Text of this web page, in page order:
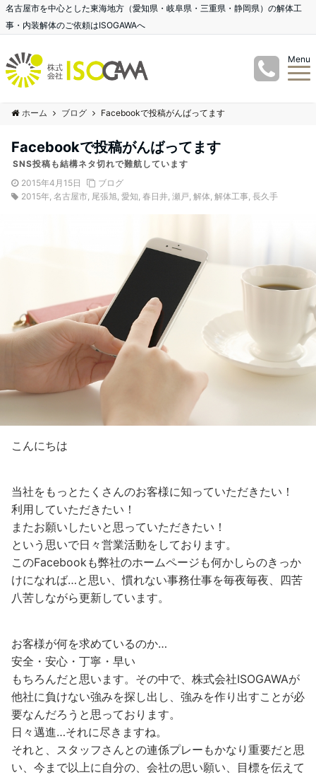
名古屋市を中心とした東海地方（愛知県・岐阜県・三重県・静岡県）の解体工
事・内装解体のご依頼はISOGAWAへ
Menu
ホーム ブログ Facebookで投稿がんばってます
Facebookで投稿がんばってます
SNS投稿も結構ネタ切れで難航しています
2015年4月15日
ブログ
2015年, 名古屋市, 尾張旭, 愛知, 春日井, 瀬戸, 解体, 解体工事, 長久手
こんにちは
当社をもっとたくさんのお客様に知っていただきたい！
利用していただきたい！
またお願いしたいと思っていただきたい！
という思いで日々営業活動をしております。
このFacebookも弊社のホームページも何かしらのきっか
けになれば…と思い、慣れない事務仕事を毎夜毎夜、四苦
八苦しながら更新しています。
お客様が何を求めているのか…
安全・安心・丁寧・早い
もちろんだと思います。その中で、株式会社ISOGAWAが
他社に負けない強みを探し出し、強みを作り出すことが必
要なんだろうと思っております。
日々邁進…それに尽きますね。
それと、スタッフさんとの連係プレーもかなり重要だと思
い、今まで以上に自分の、会社の思い願い、目標を伝えて